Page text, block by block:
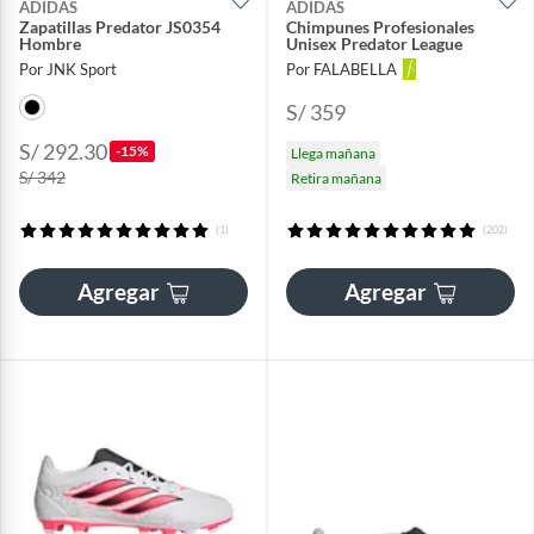
ADIDAS
Zapatillas Predator JS0354
Hombre
Por JNK Sport
S/ 292.30 -15%
S/ 342
(1)
Agregar
ADIDAS
Chimpunes Profesionales
Unisex Predator League
Por FALABELLA
S/ 359
Llega mañana
Retira mañana
(202)
Agregar